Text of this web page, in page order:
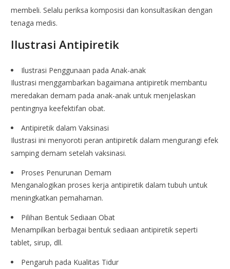
membeli. Selalu periksa komposisi dan konsultasikan dengan
tenaga medis.
Ilustrasi Antipiretik
Ilustrasi Penggunaan pada Anak-anak
Ilustrasi menggambarkan bagaimana antipiretik membantu
meredakan demam pada anak-anak untuk menjelaskan
pentingnya keefektifan obat.
Antipiretik dalam Vaksinasi
Ilustrasi ini menyoroti peran antipiretik dalam mengurangi efek
samping demam setelah vaksinasi.
Proses Penurunan Demam
Menganalogikan proses kerja antipiretik dalam tubuh untuk
meningkatkan pemahaman.
Pilihan Bentuk Sediaan Obat
Menampilkan berbagai bentuk sediaan antipiretik seperti
tablet, sirup, dll.
Pengaruh pada Kualitas Tidur